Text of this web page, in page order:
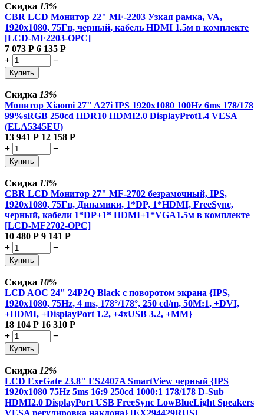
Скидка 13%
CBR LCD Монитор 22" MF-2203 Узкая рамка, VA,
1920x1080, 75Гц, черный, кабель HDMI 1.5м в комплекте
[LCD-MF2203-OPC]
7 073 Р 6 135 Р
+
−
Купить
Скидка 13%
Монитор Xiaomi 27" A27i IPS 1920x1080 100Hz 6ms 178/178
99%sRGB 250cd HDR10 HDMI2.0 DisplayProt1.4 VESA
(ELA5345EU)
13 941 Р 12 158 Р
+
−
Купить
Скидка 13%
CBR LCD Монитор 27" MF-2702 безрамочный, IPS,
1920x1080, 75Гц, Динамики, 1*DP, 1*HDMI, FreeSync,
черный, кабели 1*DP+1* HDMI+1*VGA1.5м в комплекте
[LCD-MF2702-OPC]
10 480 Р 9 141 Р
+
−
Купить
Скидка 10%
LCD AOC 24" 24P2Q Black с поворотом экрана {IPS,
1920x1080, 75Hz, 4 ms, 178°/178°, 250 cd/m, 50M:1, +DVI,
+HDMI, +DisplayPort 1.2, +4xUSB 3.2, +MM}
18 104 Р 16 310 Р
+
−
Купить
Скидка 12%
LCD ExeGate 23.8" ES2407A SmartView черный {IPS
1920x1080 75Hz 5ms 16:9 250cd 1000:1 178/178 D-Sub
HDMI2.0 DisplayPort USB FreeSync LowBlueLight Speakers
VESA регулировка наклона} [EX294429RUS]